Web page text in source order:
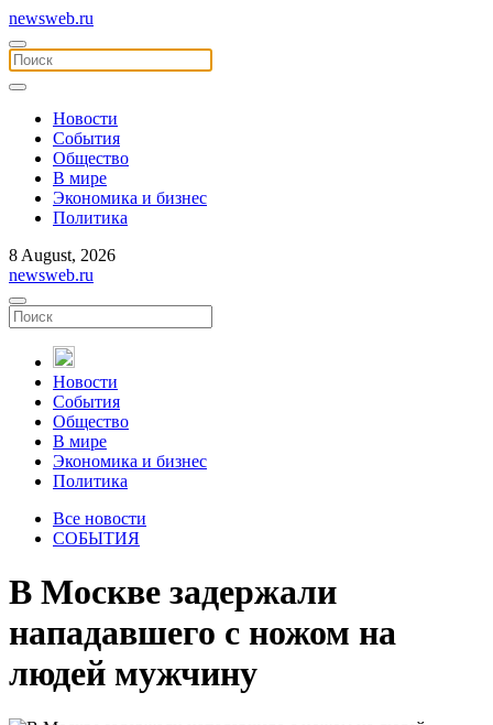
newsweb.ru
Новости
События
Общество
В мире
Экономика и бизнес
Политика
8 August, 2026
newsweb.ru
Новости
События
Общество
В мире
Экономика и бизнес
Политика
Все новости
СОБЫТИЯ
В Москве задержали
нападавшего с ножом на
людей мужчину